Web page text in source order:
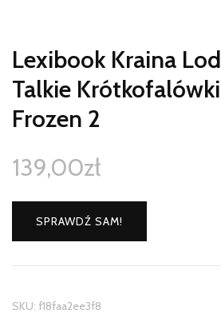
Lexibook Kraina
Talkie
Frozen 2
139,00zł
SPRAWDŹ SAM!
SKU: f18faa2ee3f8